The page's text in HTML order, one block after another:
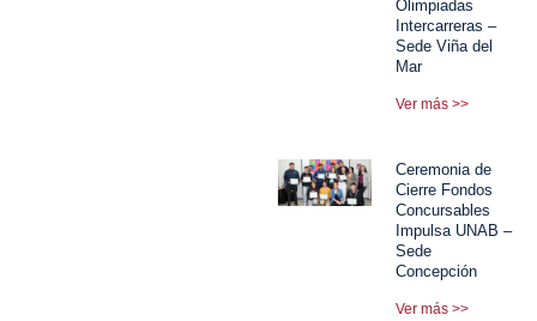
Olimpiadas
Intercarreras –
Sede Viña del
Mar
Ver más >>
Ceremonia de
Cierre Fondos
Concursables
Impulsa UNAB –
Sede
Concepción
Ver más >>